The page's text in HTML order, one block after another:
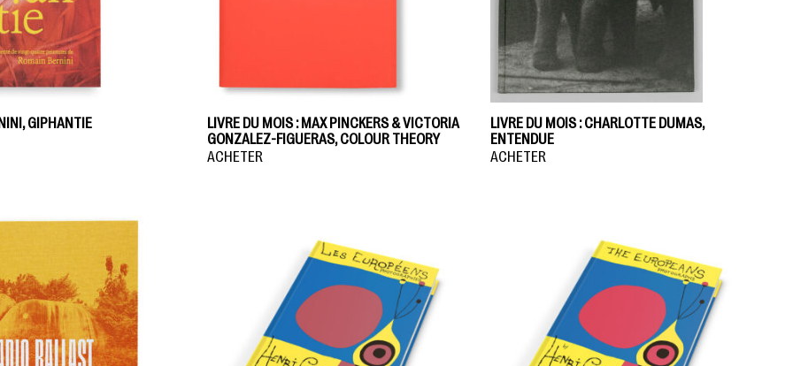
GIPHANTIE
LIVRE DU MOIS : MAX PINCKERS & VICTORIA
GONZALEZ-FIGUERAS, COLOUR THEORY
ACHETER
LIVRE DU MOIS : CHARLOTTE DUMAS,
ENTENDUE
ACHETER